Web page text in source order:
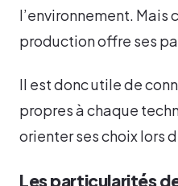
l’environnement. Mais
production offre ses
Il est donc utile de
propres à chaque
orienter ses choix lors
Les particularités